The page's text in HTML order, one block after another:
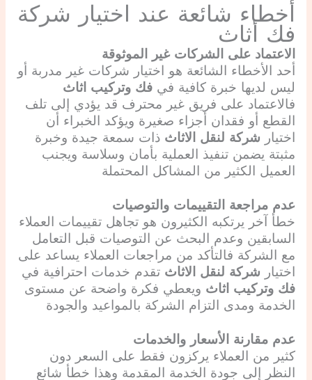
أخطاء شائعة عند اختيار شركة
فك أثاث
الاعتماد على الشركات غير الموثوقة
أحد الأخطاء الشائعة هو اختيار شركات غير مدربة أو
ليس لديها خبرة كافية في فك وتركيب اثاث
فالاعتماد على فريق غير محترف قد يؤدي إلى تلف
القطع أو فقدان أجزاء صغيرة ويؤكد الخبراء أن
اختيار شركة لنقل الاثاث ذات سمعة جيدة وخبرة
مثبتة يضمن تنفيذ العملية بأمان وسلاسة ويجنب
العميل الكثير من المشاكل المحتملة
عدم مراجعة التقييمات والتوصيات
خطأ آخر يرتكبه الكثيرون هو تجاهل تقييمات العملاء
السابقين وعدم البحث عن التوصيات قبل التعامل
مع الشركة فالتأكد من مراجعات العملاء يساعد على
اختيار شركة لنقل الاثاث تقدم خدمات احترافية في
فك وتركيب اثاث ويعطي فكرة واضحة عن مستوى
الخدمة ومدى التزام الشركة بالمواعيد والجودة
عدم مقارنة الأسعار والخدمات
كثير من العملاء يركزون فقط على السعر دون
النظر إلى جودة الخدمة المقدمة وهذا خطأ شائع